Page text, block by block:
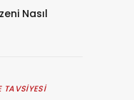
Nasıl
TAVSIYESI